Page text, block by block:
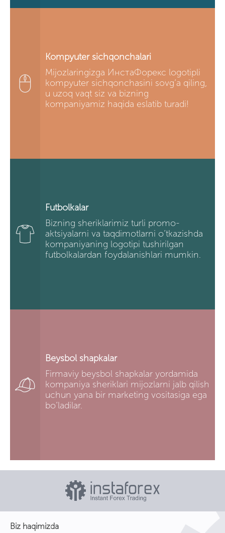
Kompyuter sichqonchalari
Mijozlaringizga ИнстаФорекс logotipli
kompyuter sichqonchasini sovg’a qiling,
u uzoq vaqt siz va bizning
kompaniyamiz haqida eslatib turadi!
Futbolkalar
Bizning sheriklarimiz turli promo-
aktsiyalarni va taqdimotlarni o’tkazishda
kompaniyaning logotipi tushirilgan
futbolkalardan foydalanishlari mumkin.
Beysbol shapkalar
Firmaviy beysbol shapkalar yordamida
kompaniya sheriklari mijozlarni jalb qilish
uchun yana bir marketing vositasiga ega
bo’ladilar.
Biz haqimizda